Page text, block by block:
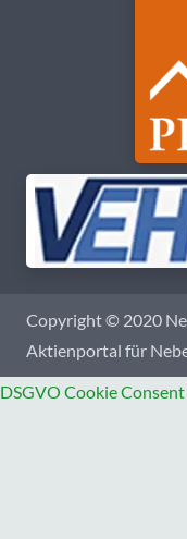
Copyright © 2020
Aktienportal für
DSGVO Cookie